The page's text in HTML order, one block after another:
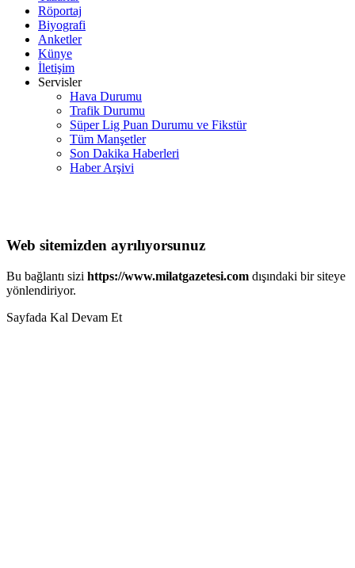
Röportaj
Biyografi
Anketler
Künye
İletişim
Servisler
Hava Durumu
Trafik Durumu
Süper Lig Puan Durumu ve Fikstür
Tüm Manşetler
Son Dakika Haberleri
Haber Arşivi
Web sitemizden ayrılıyorsunuz
Bu bağlantı sizi https://www.milatgazetesi.com dışındaki bir siteye
yönlendiriyor.
Sayfada Kal Devam Et